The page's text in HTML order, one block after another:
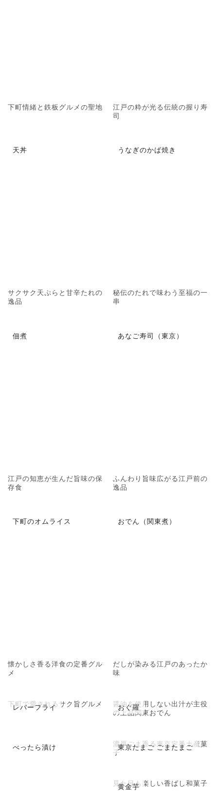
下町情緒と鉄板グルメの聖地
江戸の粋が光る伝統の握り寿
司
天丼
サクサク天ぷらと甘辛たれの
逸品
うなぎのかば焼き
秘伝のたれで味わう至福の一
串
佃煮
江戸の知恵が生んだ旨味の保
存食
あなご寿司（東京）
ふんわり旨味広がる江戸前の
逸品
下町のオムライス
懐かしさ香る洋食の定番グル
メ
おでん（関東煮）
だしが染みる江戸のあったか
味
レバーフライ
下町で愛されるサク旨グルメ おぐ羅
醤油を使用しない出汁が主役
の上品関東おでん
べったら漬け 東京たまご ごまたまご
濃厚ごま香る東京定番土産菓
子
黄金芋
見た目も楽しい香ばし和菓子